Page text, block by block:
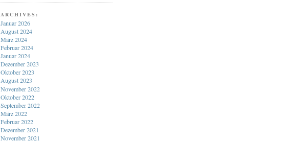
ARCHIVES:
Januar 2026
August 2024
März 2024
Februar 2024
Januar 2024
Dezember 2023
Oktober 2023
August 2023
November 2022
Oktober 2022
September 2022
März 2022
Februar 2022
Dezember 2021
November 2021